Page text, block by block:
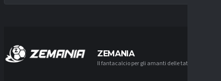
ZEMANIA
Il fantacalcio per gli amanti delle tattiche